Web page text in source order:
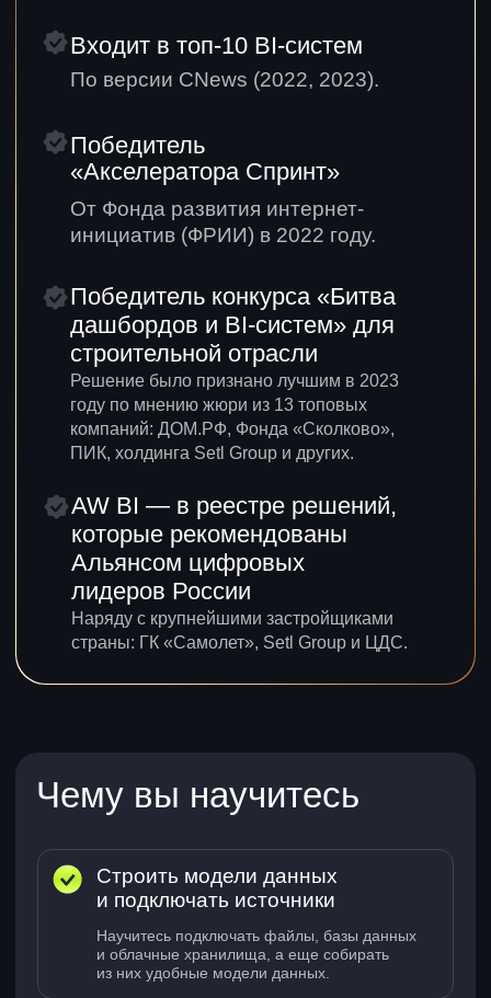
Разбор новой реальной задачи на каждом уроке
Программа обучения
3 дополнительных урока
Введение в BI и AW BI
Поймете, что такое BI-аналитика
и зачем она бизнесу
Разберетесь в задачах,
инструментах и ролях BI-
аналитика
Познакомитесь с архитектурой
Узнаете, чем отличается Free-
версия от On-Prem
Сравните AW BI с другими BI-
системами
Зарегистрируетесь и начнете
работать на платформе
В этом модуле вы
Источники данных
Изучите, как подключаться
к различным источникам:
Научитесь заменять источники
В этом модуле вы
Модели данных